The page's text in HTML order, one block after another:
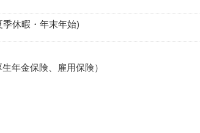
季休暇・年末年始)
年金保険、雇用保険）